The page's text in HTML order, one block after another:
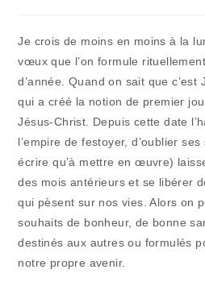
Je crois de moins en moins à la
vœux que l’on formule
d’année. Quand on sait que c’est
qui a créé la notion de premier
Jésus-Christ. Depuis cette date
l’empire de festoyer, d’oublier
écrire qu’à mettre en œuvre)
des mois antérieurs et se libérer
qui pèsent sur nos vies. Alors on
souhaits de bonheur, de bonne
destinés aux autres ou formulés
notre propre avenir.